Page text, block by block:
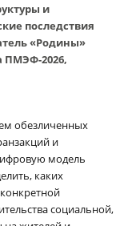
и
последствия
«Родины»
ПМЭФ-2026,
обезличенных
и
модель
каких
социальной,